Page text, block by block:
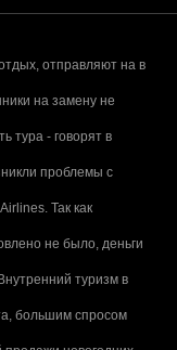
отправляют на в
на замену не
тура - говорят в
проблемы с
Так как
не было, деньги
туризм в
большим спросом